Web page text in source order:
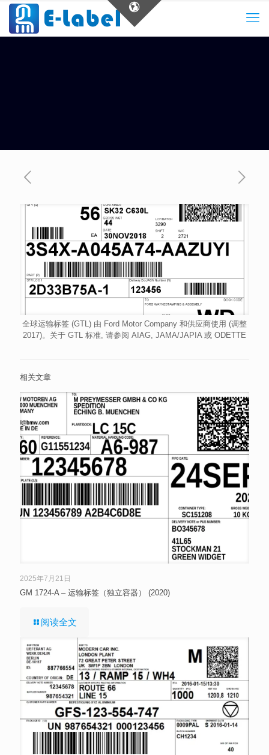
全球运输标签 (GTL) 由 Ford Motor Company 和供应商使用 (调整
2017)。关于 GTL 标准, 请参阅 AIAG, JAMA/JAPIA 或 ODETTE
相关文章
2025年7月21日
GM 1724-A – 运输标签（独立容器） (2020)
阅读全文